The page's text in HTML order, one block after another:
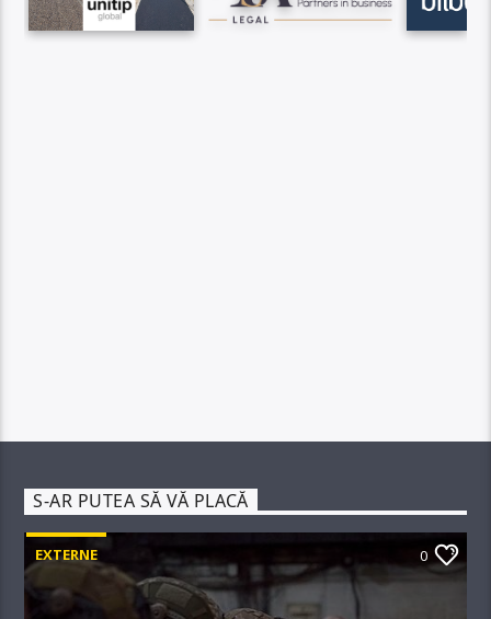
S-AR PUTEA SĂ VĂ PLACĂ
EXTERNE 0